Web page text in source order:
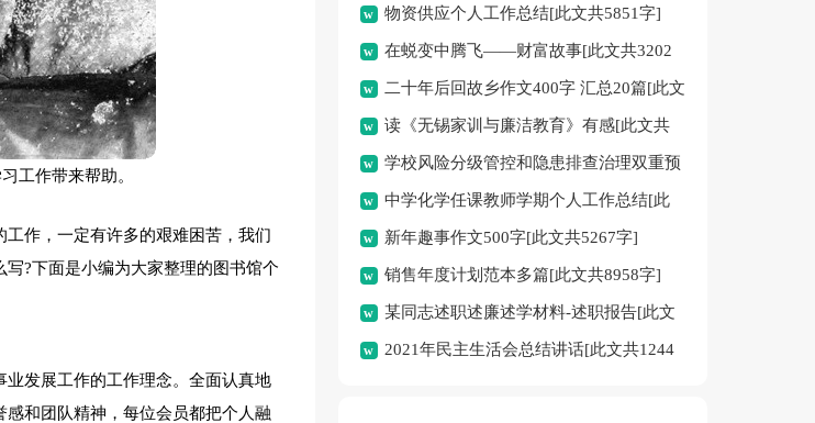
工作带来帮助。
作，一定有许多的艰难困苦，我们
?下面是小编为大家整理的图书馆个
发展工作的工作理念。全面认真地
和团队精神，每位会员都把个人融
文共352字]
物资供应个人工作总结[此文共5851字]
在蜕变中腾飞——财富故事[此文共3202
字] 二十年后回故乡作文400字 汇总20篇[此文
共9410字]
读《无锡家训与廉洁教育》有感[此文共
1862字]
学校风险分级管控和隐患排查治理双重预
防“双控”工作方案[此文共2850字]
中学化学任课教师学期个人工作总结[此
文共1212字]
新年趣事作文500字[此文共5267字]
销售年度计划范本多篇[此文共8958字]
某同志述职述廉述学材料-述职报告[此文
共8362字]
2021年民主生活会总结讲话[此文共1244